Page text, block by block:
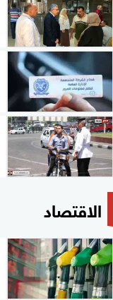
الاقتصاد